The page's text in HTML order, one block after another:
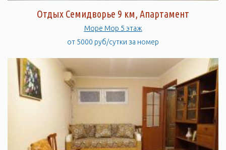
Отдых Семидворье 9 км, Апартамент
Море Мор 5 этаж
от 5000 руб/сутки за номер